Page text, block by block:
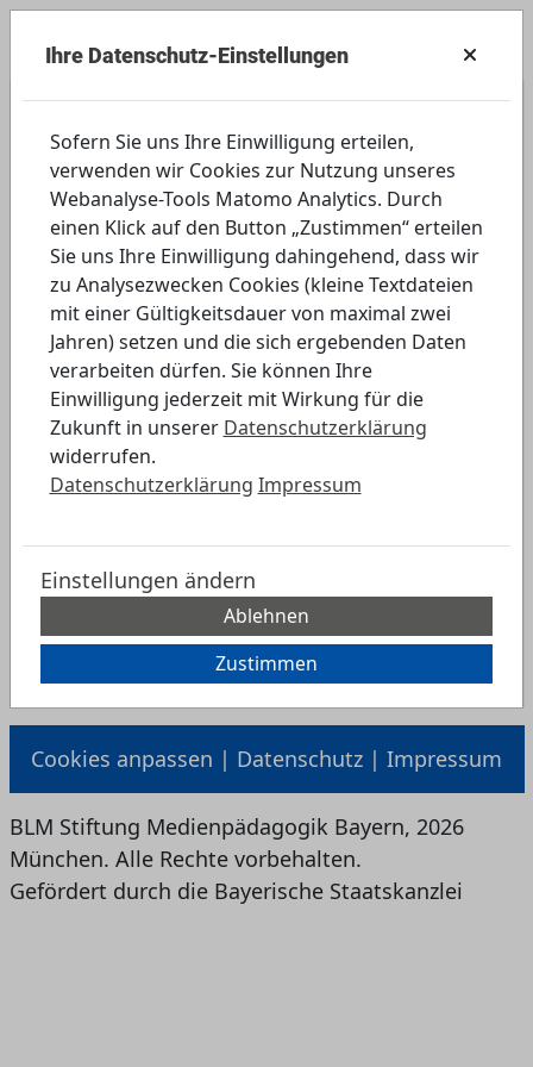
Weiterführende Schulen
CC-Lizenzen
Thema: Lizenzmodell für die Verwendung
von Medieninhalten kennenlernen
Digitales Element öffnen
zurück zur Suche
Cookies anpassen | Datenschutz | Impressum
BLM Stiftung Medienpädagogik Bayern, 2026
München. Alle Rechte vorbehalten.
Gefördert durch die Bayerische Staatskanzlei
Ihre Datenschutz-Einstellungen
Sofern Sie uns Ihre Einwilligung erteilen,
verwenden wir Cookies zur Nutzung unseres
Webanalyse-Tools Matomo Analytics. Durch
einen Klick auf den Button „Zustimmen“ erteilen
Sie uns Ihre Einwilligung dahingehend, dass wir
zu Analysezwecken Cookies (kleine Textdateien
mit einer Gültigkeitsdauer von maximal zwei
Jahren) setzen und die sich ergebenden Daten
verarbeiten dürfen. Sie können Ihre
Einwilligung jederzeit mit Wirkung für die
Zukunft in unserer Datenschutzerklärung
widerrufen.
Datenschutzerklärung Impressum
Einstellungen ändern
Ablehnen
Zustimmen